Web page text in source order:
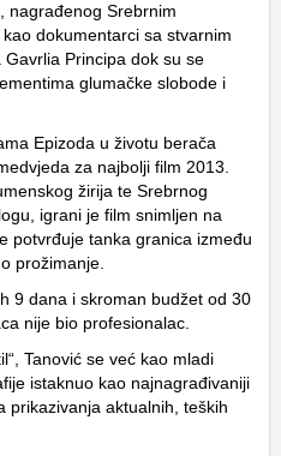
nagrađenog Srebrnim
dokumentarci sa stvarnim
Principa dok su se
glumačke slobode i
Epizoda u životu berača
za najbolji film 2013.
žirija te Srebrnog
igrani je film snimljen na
potvrđuje tanka granica između
prožimanje.
9 dana i skroman budžet od 30
nije bio profesionalac.
Tanović se već kao mladi
istaknuo kao najnagrađivaniji
prikazivanja aktualnih, teških